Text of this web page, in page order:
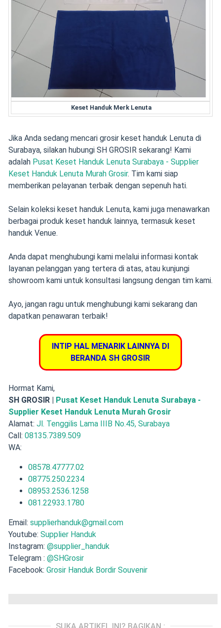
Keset Handuk Merk Lenuta
Jika Anda sedang mencari grosir keset handuk Lenuta di
Surabaya, silakan hubungi SH GROSIR sekarang! Kami
adalah Pusat Keset Handuk Lenuta Surabaya - Supplier
Keset Handuk Lenuta Murah Grosir. Tim kami siap
memberikan pelayanan terbaik dengan sepenuh hati.
Selain koleksi keset handuk Lenuta, kami juga menawarkan
berbagai produk keset handuk lainnya, termasuk keset
handuk Venue.
Anda dapat menghubungi kami melalui informasi kontak
layanan pelanggan yang tertera di atas, atau kunjungi
showroom kami untuk konsultasi langsung dengan tim kami.
Ayo, jangan ragu untuk menghubungi kami sekarang dan
dapatkan penawaran terbaik!
INTIP HAL MENARIK LAINNYA DI
BERANDA SH GROSIR
Hormat Kami,
SH GROSIR | Pusat Keset Handuk Lenuta Surabaya -
Supplier Keset Handuk Lenuta Murah Grosir
Alamat: Jl. Tenggilis Lama IIIB No.45, Surabaya
Call: 08135.7389.509
WA:
08578.47777.02
08775.250.2234
08953.2536.1258
081.22933.1780
Email: supplierhanduk@gmail.com
Youtube: Supplier Handuk
Instagram: @supplier_handuk
Telegram : @SHGrosir
Facebook: Grosir Handuk Bordir Souvenir